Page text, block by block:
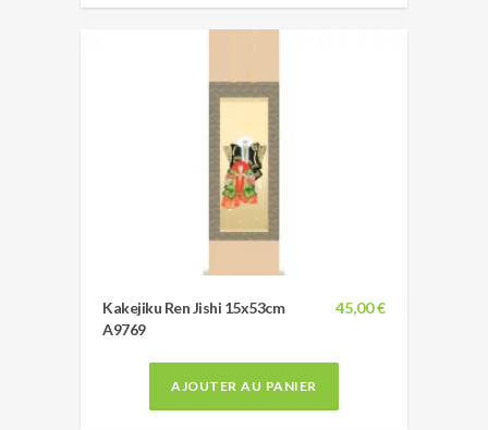
45,00 €
Kakejiku Ren Jishi 15x53cm
A9769
AJOUTER AU PANIER